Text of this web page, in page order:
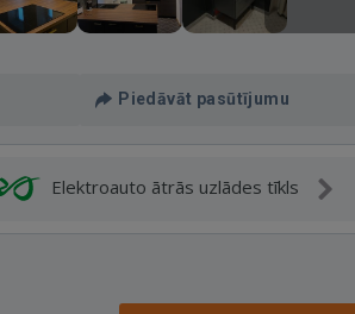
Piedāvāt pasūtījumu
Elektroauto ātrās uzlādes tīkls